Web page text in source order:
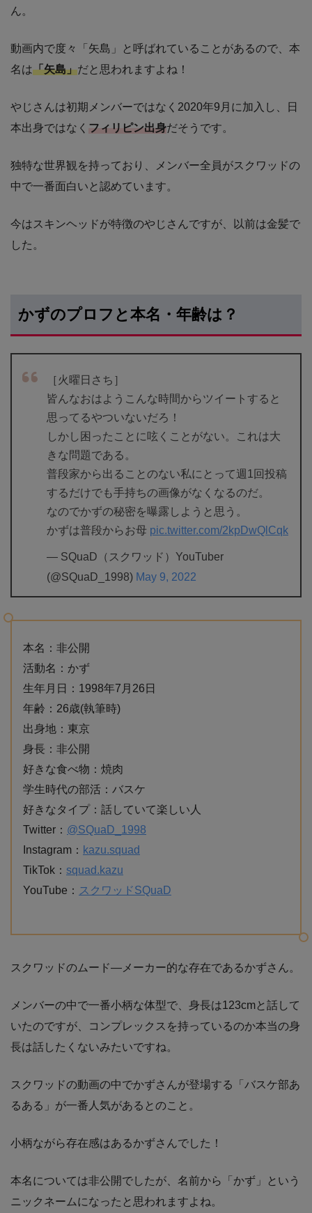
ん。
動画内で度々「矢島」と呼ばれていることがあるので、本
名は「矢島」だと思われますよね！
やじさんは初期メンバーではなく2020年9月に加入し、日
本出身ではなく フィリピン出身だそうです。
独特な世界観を持っており、メンバー全員がスクワッドの
中で一番面白いと認めています。
今はスキンヘッドが特徴のやじさんですが、以前は金髪で
した。
かずのプロフと本名・年齢は？
［火曜日さち］
皆んなおはようこんな時間からツイートすると
思ってるやついないだろ！
しかし困ったことに呟くことがない。これは大
きな問題である。
普段家から出ることのない私にとって週1回投稿
するだけでも手持ちの画像がなくなるのだ。
なのでかずの秘密を曝露しようと思う。
かずは普段からお母 pic.twitter.com/2kpDwQlCqk
— SQuaD（スクワッド）YouTuber
(@SQuaD_1998) May 9, 2022
本名：非公開
活動名：かず
生年月日：1998年7月26日
年齢：26歳(執筆時)
出身地：東京
身長：非公開
好きな食べ物：焼肉
学生時代の部活：バスケ
好きなタイプ：話していて楽しい人
Twitter： @SQuaD_1998
Instagram： kazu.squad
TikTok： squad.kazu
YouTube： スクワッドSQuaD
スクワッドのムード―メーカー的な存在であるかずさん。
メンバーの中で一番小柄な体型で、身長は123cmと話して
いたのですが、コンプレックスを持っているのか本当の身
長は話したくないみたいですね。
スクワッドの動画の中でかずさんが登場する「バスケ部あ
るある」が一番人気があるとのこと。
小柄ながら存在感はあるかずさんでした！
本名については非公開でしたが、名前から「かず」という
ニックネームになったと思われますよね。